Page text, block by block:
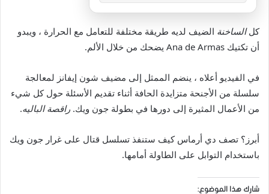
كلالساخنة الضيف لديه طريقة مختلفة للتعامل مع الحرارة ، ويبدو
أن تكتيك Ana de Armas يضحك من خلال الألم.
في الفيديو أعلاه ، ينضم الممثل إلى مضيف شون إيفانز لمعالجة
سلسلة من الأجنحة متزايدة الحافة أثناء تقديم الأسئلة حول كل شيء
من الأعمال المثيرة إلى دورها في بطولة جون ويك. راقصة الباليه.
أبرز؟ تصف دي أرماس كيف ستنفذ تسلسل قتال على غرار جون ويك
باستخدام التوابل على الطاولة أمامها.
شارك هذا الموضوع: